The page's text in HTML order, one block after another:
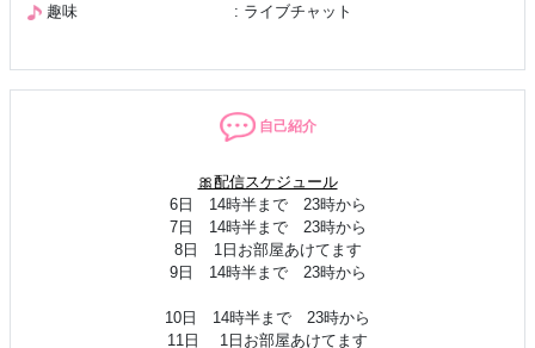
趣味
: ライブチャット
自己紹介
🎀配信スケジュール
6日 14時半まで 23時から
7日 14時半まで 23時から
8日 1日お部屋あけてます
9日 14時半まで 23時から
10日 14時半まで 23時から
11日 1日お部屋あけてます